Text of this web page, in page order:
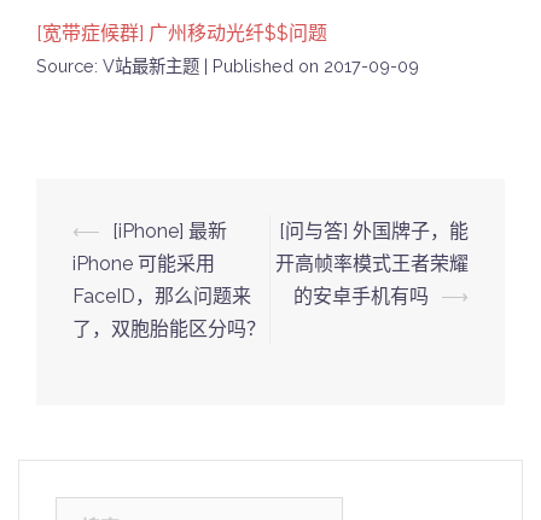
[宽带症候群] 广州移动光纤$$问题
Source: V站最新主题 Published on 2017-09-09
Post
navigation
⟵
[iPhone] 最新
iPhone 可能采用
FaceID，那么问题来
了，双胞胎能区分吗？
[问与答] 外国牌子，能
开高帧率模式王者荣耀
的安卓手机有吗
⟶